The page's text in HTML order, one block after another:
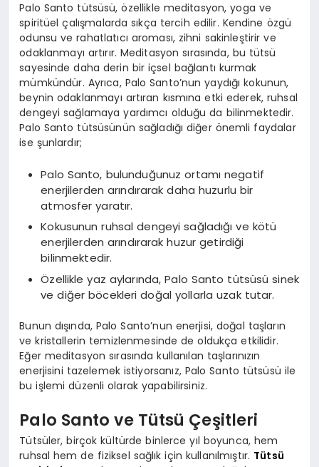
Palo Santo tütsüsü, özellikle meditasyon, yoga ve
spiritüel çalışmalarda sıkça tercih edilir. Kendine özgü
odunsu ve rahatlatıcı aroması, zihni sakinleştirir ve
odaklanmayı artırır. Meditasyon sırasında, bu tütsü
sayesinde daha derin bir içsel bağlantı kurmak
mümkündür. Ayrıca, Palo Santo’nun yaydığı kokunun,
beynin odaklanmayı artıran kısmına etki ederek, ruhsal
dengeyi sağlamaya yardımcı olduğu da bilinmektedir.
Palo Santo tütsüsünün sağladığı diğer önemli faydalar
ise şunlardır;
Palo Santo, bulunduğunuz ortamı negatif
enerjilerden arındırarak daha huzurlu bir
atmosfer yaratır.
Kokusunun ruhsal dengeyi sağladığı ve kötü
enerjilerden arındırarak huzur getirdiği
bilinmektedir.
Özellikle yaz aylarında, Palo Santo tütsüsü sinek
ve diğer böcekleri doğal yollarla uzak tutar.
Bunun dışında, Palo Santo’nun enerjisi, doğal taşların
ve kristallerin temizlenmesinde de oldukça etkilidir.
Eğer meditasyon sırasında kullanılan taşlarınızın
enerjisini tazelemek istiyorsanız, Palo Santo tütsüsü ile
bu işlemi düzenli olarak yapabilirsiniz.
Palo Santo ve Tütsü Çeşitleri
Tütsüler, birçok kültürde binlerce yıl boyunca, hem
ruhsal hem de fiziksel sağlık için kullanılmıştır. Tütsü